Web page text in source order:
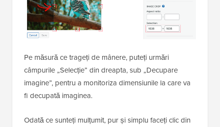
Pe măsură ce trageți de mânere, puteți urmări
câmpurile „Selecție” din dreapta, sub „Decupare
imagine”, pentru a monitoriza dimensiunile la care va
fi decupată imaginea.
Odată ce sunteți mulțumit, pur și simplu faceți clic din